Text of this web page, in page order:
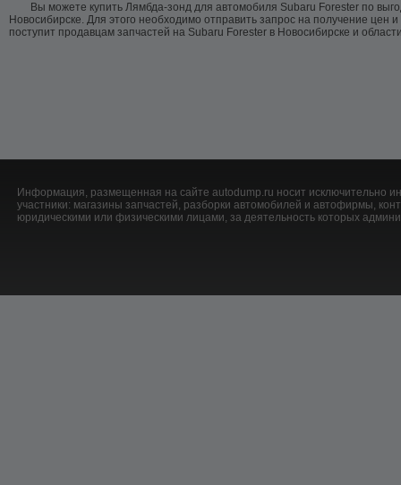
Вы можете купить Лямбда-зонд для автомобиля Subaru Forester по
Новосибирске. Для этого необходимо отправить запрос на получение цен
поступит продавцам запчастей на Subaru Forester в Новосибирске и
Информация, размещенная на сайте autodump.ru носит исключительно
участники: магазины запчастей, разборки автомобилей и автофирмы,
юридическими или физическими лицами, за деятельность которых